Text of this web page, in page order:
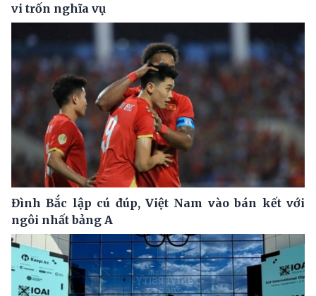
vi trốn nghĩa vụ
Đình Bắc lập cú đúp, Việt Nam vào bán kết với
ngôi nhất bảng A